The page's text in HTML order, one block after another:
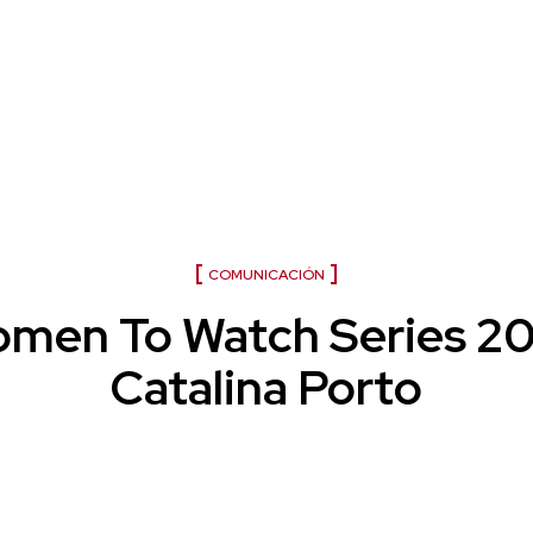
COMUNICACIÓN
To Watch Series
Catalina Porto